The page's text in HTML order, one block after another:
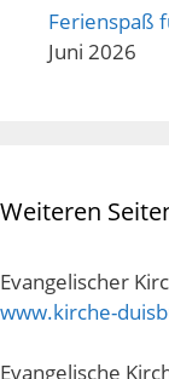
Ferienspaß
Juni 2026
Weiteren
Evangelischer
www.kirche-
Evangelische